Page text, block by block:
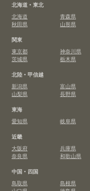
北海道・東北
北海道
青森県
秋田県
山形県
関東
東京都
神奈川県
茨城県
栃木県
北陸・甲信越
新潟県
富山県
山梨県
長野県
東海
愛知県
岐阜県
近畿
大阪府
兵庫県
奈良県
和歌山県
中国・四国
鳥取県
島根県